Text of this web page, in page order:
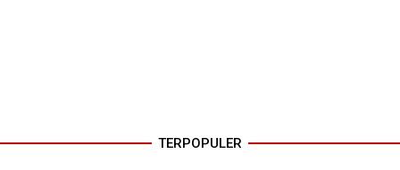
TERPOPULER